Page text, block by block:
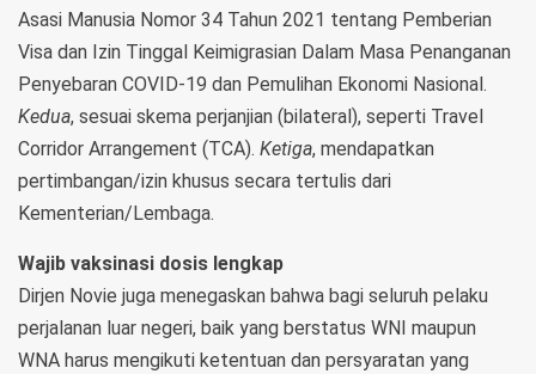
Asasi Manusia Nomor 34 Tahun 2021 tentang Pemberian
Visa dan Izin Tinggal Keimigrasian Dalam Masa Penanganan
Penyebaran COVID-19 dan Pemulihan Ekonomi Nasional.
Kedua, sesuai skema perjanjian (bilateral), seperti Travel
Corridor Arrangement (TCA). Ketiga, mendapatkan
pertimbangan/izin khusus secara tertulis dari
Kementerian/Lembaga.
Wajib vaksinasi dosis lengkap
Dirjen Novie juga menegaskan bahwa bagi seluruh pelaku
perjalanan luar negeri, baik yang berstatus WNI maupun
WNA harus mengikuti ketentuan dan persyaratan yang